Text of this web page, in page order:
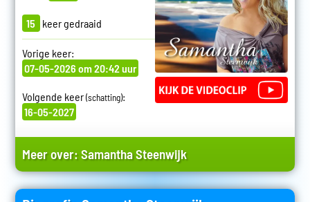
15 keer gedraaid
Vorige keer:
07-05-2026 om 20:42 uur
Volgende keer(schatting):
16-05-2027
Meer over:Samantha Steenwijk